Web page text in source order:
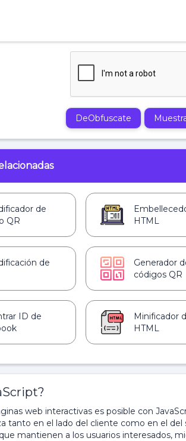
DeObfuscate
de
QR
HTML
de
Generador
códigos QR
ID de
Minificador
HTML
web interactivas es posible con
tanto en el lado del cliente como en el del
mantienen a los usuarios interesados,